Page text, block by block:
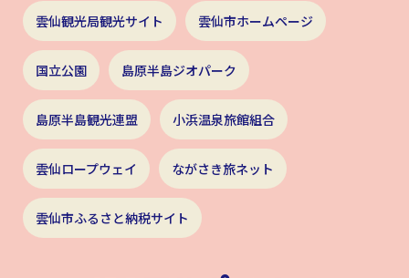
雲仙観光局観光サイト 雲仙市ホームページ
国立公園 島原半島ジオパーク
島原半島観光連盟 小浜温泉旅館組合
雲仙ロープウェイ ながさき旅ネット
雲仙市ふるさと納税サイト